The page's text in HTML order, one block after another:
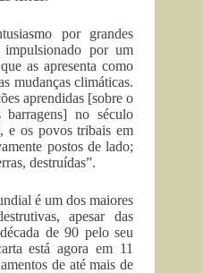
por grandes
impulsionado por um
as apresenta como
mudanças climáticas.
aprendidas [sobre o
barragens] no século
e os povos tribais em
postos de lado;
destruídas”.
é um dos maiores
apesar das
de 90 pelo seu
está agora em 11
de até mais de